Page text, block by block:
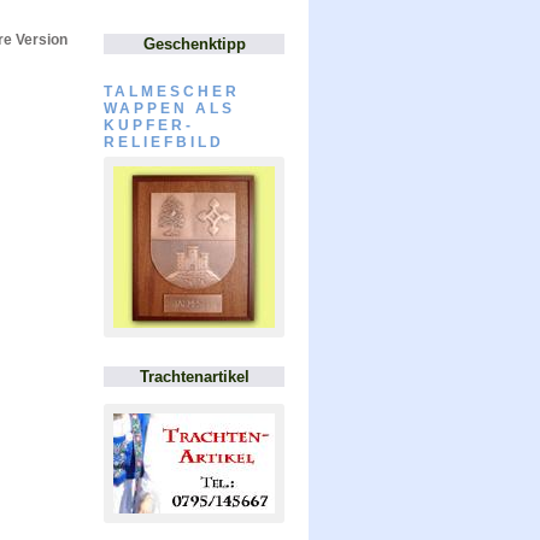
Version Geschenktipp
TALMESCHER
WAPPEN ALS
KUPFER-
RELIEFBILD
Trachtenartikel